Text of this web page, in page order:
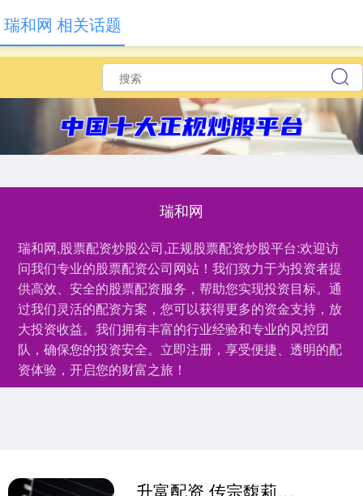
瑞和网
瑞和网,股票配资炒股公司,正规股票配资炒股平台:欢迎访
问我们专业的股票配资公司网站！我们致力于为投资者提
供高效、安全的股票配资服务，帮助您实现投资目标。通
过我们灵活的配资方案，您可以获得更多的资金支持，放
大投资收益。我们拥有丰富的行业经验和专业的风控团
队，确保您的投资安全。立即注册，享受便捷、透明的配
资体验，开启您的财富之旅！
瑞和网 相关话题
升富配资 传宗馥莉被带走，娃哈哈董事会成员：属于“假新闻”